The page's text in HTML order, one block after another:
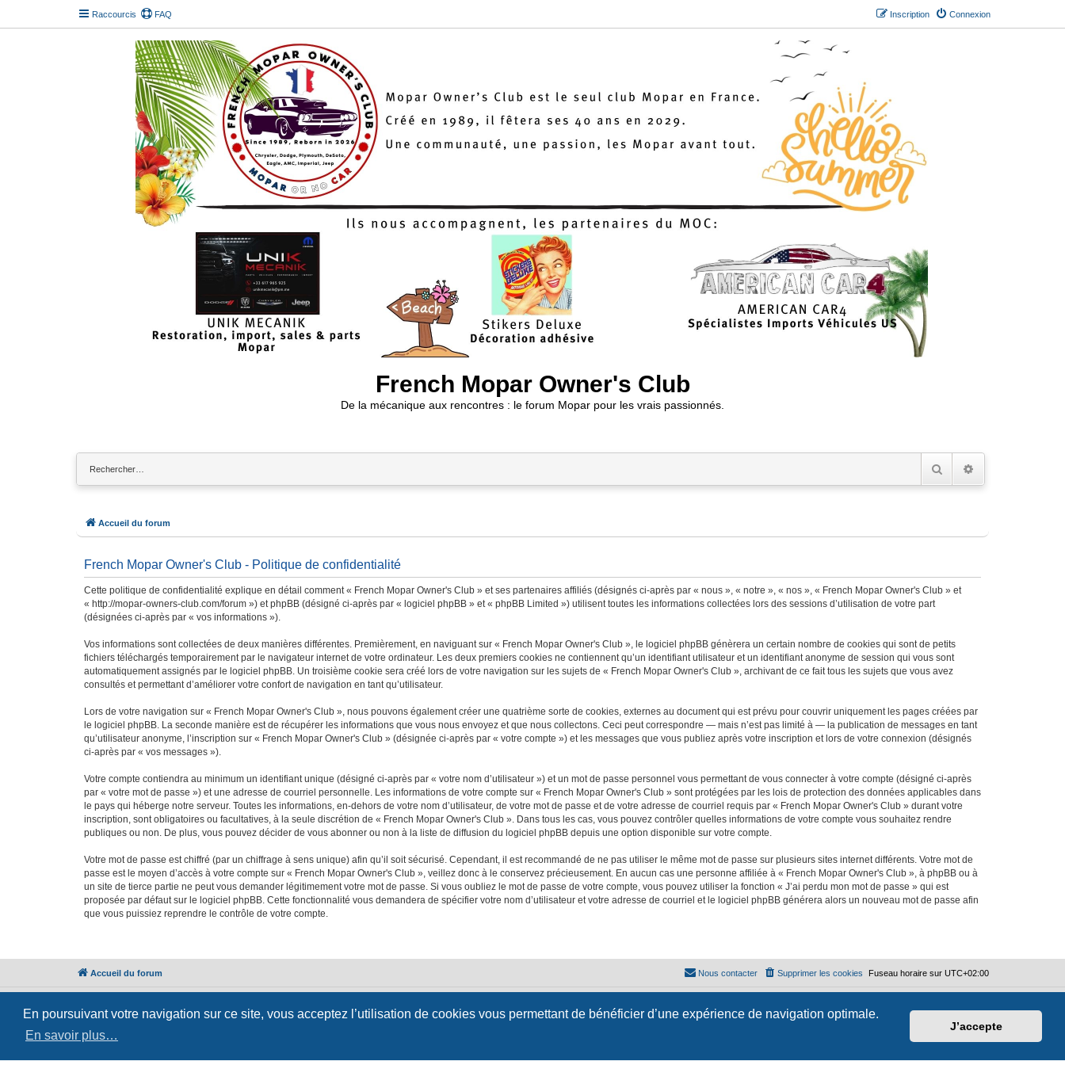
En poursuivant votre navigation sur ce site, vous acceptez l’utilisation de cookies vous permettant de bénéficier d’une expérience de navigation optimale.
En savoir plus…
J’accepte
Raccourcis FAQ Connexion
Inscription
French Mopar Owner's Club
De la mécanique aux rencontres : le forum Mopar pour les vrais passionnés.
RechercherRecherche avancée
Accueil du forum
French Mopar Owner's Club - Politique de confidentialité
Cette politique de confidentialité explique en détail comment « French Mopar Owner's Club » et ses partenaires affiliés (désignés ci-après par « nous », « notre », « nos », « French Mopar Owner's Club » et
« http://mopar-owners-club.com/forum ») et phpBB (désigné ci-après par « logiciel phpBB » et « phpBB Limited ») utilisent toutes les informations collectées lors des sessions d’utilisation de votre part
(désignées ci-après par « vos informations »).
Vos informations sont collectées de deux manières différentes. Premièrement, en naviguant sur « French Mopar Owner's Club », le logiciel phpBB génèrera un certain nombre de cookies qui sont de petits
fichiers téléchargés temporairement par le navigateur internet de votre ordinateur. Les deux premiers cookies ne contiennent qu’un identifiant utilisateur et un identifiant anonyme de session qui vous sont
automatiquement assignés par le logiciel phpBB. Un troisième cookie sera créé lors de votre navigation sur les sujets de « French Mopar Owner's Club », archivant de ce fait tous les sujets que vous avez
consultés et permettant d’améliorer votre confort de navigation en tant qu’utilisateur.
Lors de votre navigation sur « French Mopar Owner's Club », nous pouvons également créer une quatrième sorte de cookies, externes au document qui est prévu pour couvrir uniquement les pages créées par
le logiciel phpBB. La seconde manière est de récupérer les informations que vous nous envoyez et que nous collectons. Ceci peut correspondre — mais n’est pas limité à — la publication de messages en tant
qu’utilisateur anonyme, l’inscription sur « French Mopar Owner's Club » (désignée ci-après par « votre compte ») et les messages que vous publiez après votre inscription et lors de votre connexion (désignés
ci-après par « vos messages »).
Votre compte contiendra au minimum un identifiant unique (désigné ci-après par « votre nom d’utilisateur ») et un mot de passe personnel vous permettant de vous connecter à votre compte (désigné ci-après
par « votre mot de passe ») et une adresse de courriel personnelle. Les informations de votre compte sur « French Mopar Owner's Club » sont protégées par les lois de protection des données applicables dans
le pays qui héberge notre serveur. Toutes les informations, en-dehors de votre nom d’utilisateur, de votre mot de passe et de votre adresse de courriel requis par « French Mopar Owner's Club » durant votre
inscription, sont obligatoires ou facultatives, à la seule discrétion de « French Mopar Owner's Club ». Dans tous les cas, vous pouvez contrôler quelles informations de votre compte vous souhaitez rendre
publiques ou non. De plus, vous pouvez décider de vous abonner ou non à la liste de diffusion du logiciel phpBB depuis une option disponible sur votre compte.
Votre mot de passe est chiffré (par un chiffrage à sens unique) afin qu’il soit sécurisé. Cependant, il est recommandé de ne pas utiliser le même mot de passe sur plusieurs sites internet différents. Votre mot de
passe est le moyen d’accès à votre compte sur « French Mopar Owner's Club », veillez donc à le conservez précieusement. En aucun cas une personne affiliée à « French Mopar Owner's Club », à phpBB ou à
un site de tierce partie ne peut vous demander légitimement votre mot de passe. Si vous oubliez le mot de passe de votre compte, vous pouvez utiliser la fonction « J’ai perdu mon mot de passe » qui est
proposée par défaut sur le logiciel phpBB. Cette fonctionnalité vous demandera de spécifier votre nom d’utilisateur et votre adresse de courriel et le logiciel phpBB générera alors un nouveau mot de passe afin
que vous puissiez reprendre le contrôle de votre compte.
Accueil du forum Fuseau horaire sur UTC+02:00
Supprimer les cookies
Nous contacter
Traduction française officielle©Qiaeru